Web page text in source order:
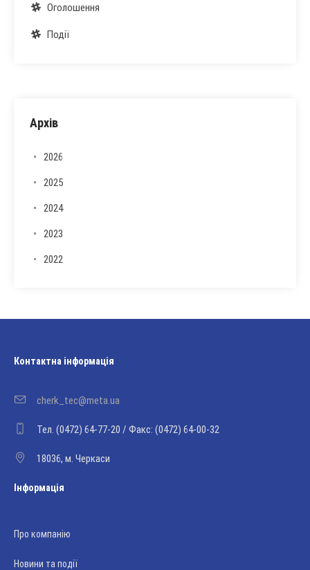
Оголошення
Події
Архів
2026
2025
2024
2023
2022
Контактна інформація
cherk_tec@meta.ua
Тел. (0472) 64-77-20 / Факс: (0472) 64-00-32
18036, м. Черкаси
Інформація
Про компанію
Новини та події